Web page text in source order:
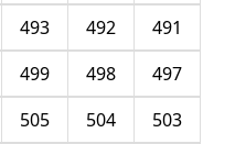
491
492
493
497
498
499
503
504
505